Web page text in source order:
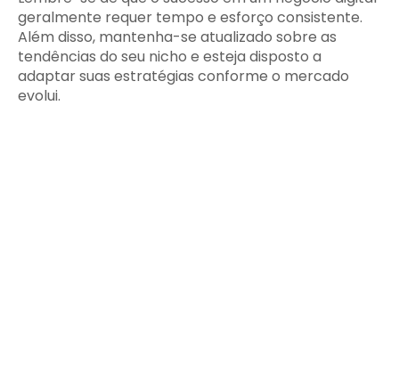
geralmente requer tempo e esforço consistente.
Além disso, mantenha-se atualizado sobre as
tendências do seu nicho e esteja disposto a
adaptar suas estratégias conforme o mercado
evolui.